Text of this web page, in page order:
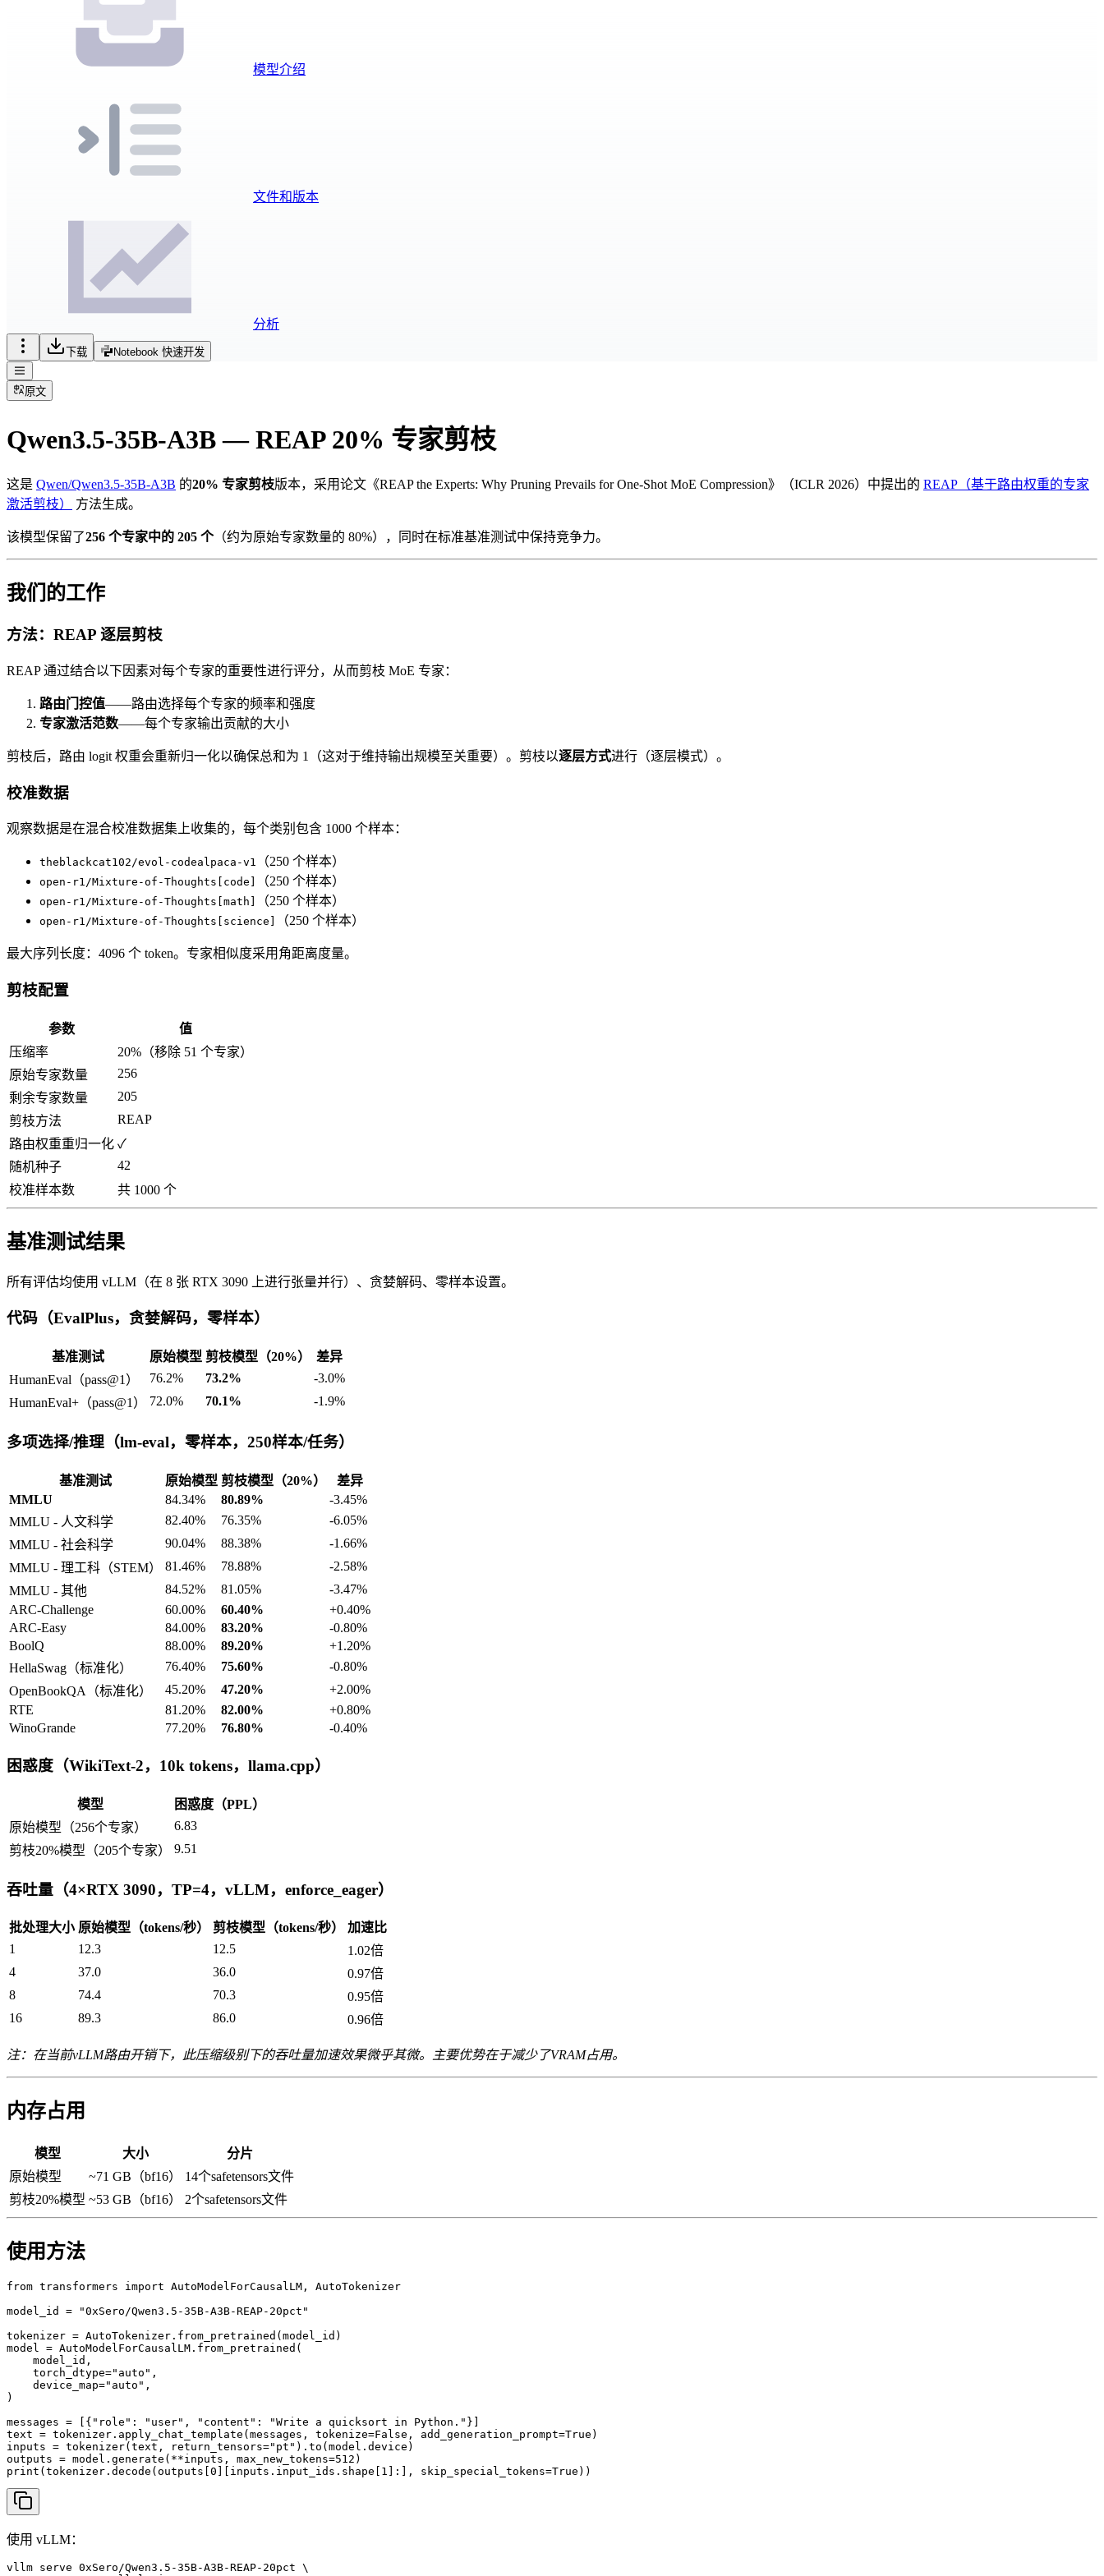
模型介绍
文件和版本
分析
下载 Notebook 快速开发
原文
Qwen3.5-35B-A3B — REAP 20% 专家剪枝
这是 Qwen/Qwen3.5-35B-A3B 的20% 专家剪枝版本，采用论文《REAP the Experts: Why Pruning Prevails for One-Shot MoE Compression》（ICLR 2026）中提出的 REAP（基于路由权重的专家
激活剪枝）
方法生成。
该模型保留了256 个专家中的 205 个（约为原始专家数量的 80%），同时在标准基准测试中保持竞争力。
我们的工作
方法：REAP 逐层剪枝
REAP 通过结合以下因素对每个专家的重要性进行评分，从而剪枝 MoE 专家：
路由门控值——路由选择每个专家的频率和强度
专家激活范数——每个专家输出贡献的大小
剪枝后，路由 logit 权重会重新归一化以确保总和为 1（这对于维持输出规模至关重要）。剪枝以逐层方式进行（逐层模式）。
校准数据
观察数据是在混合校准数据集上收集的，每个类别包含 1000 个样本：
theblackcat102/evol-codealpaca-v1 （250 个样本）
open-r1/Mixture-of-Thoughts[code] （250 个样本）
open-r1/Mixture-of-Thoughts[math] （250 个样本）
open-r1/Mixture-of-Thoughts[science] （250 个样本）
最大序列长度：4096 个 token。专家相似度采用角距离度量。
剪枝配置
参数
值
压缩率
20%（移除 51 个专家）
原始专家数量
256
剩余专家数量
205
剪枝方法
REAP
路由权重重归一化 ✓
随机种子
42
校准样本数
共 1000 个
基准测试结果
所有评估均使用 vLLM（在 8 张 RTX 3090 上进行张量并行）、贪婪解码、零样本设置。
代码（EvalPlus，贪婪解码，零样本）
基准测试 原始模型 剪枝模型（20%）
差异
HumanEval（pass@1）
76.2% 73.2%
-3.0%
HumanEval+（pass@1）
72.0% 70.1% -1.9%
多项选择/推理（lm-eval，零样本，250样本/任务）
基准测试 原始模型 剪枝模型（20%）
差异
MMLU
84.34% 80.89%
-3.45%
MMLU - 人文科学
82.40% 76.35%
-6.05%
MMLU - 社会科学
90.04% 88.38%
-1.66%
MMLU - 理工科（STEM）
81.46% 78.88%
-2.58%
MMLU - 其他
84.52% 81.05%
-3.47%
ARC-Challenge
60.00% 60.40%
+0.40%
ARC-Easy
84.00% 83.20%
-0.80%
BoolQ
88.00% 89.20%
+1.20%
HellaSwag（标准化）
76.40% 75.60%
-0.80%
OpenBookQA（标准化）
45.20% 47.20%
+2.00%
RTE
81.20% 82.00%
+0.80%
WinoGrande
77.20% 76.80% -0.40%
困惑度（WikiText-2，10k tokens，llama.cpp）
模型
困惑度（PPL）
原始模型（256个专家）
6.83
剪枝20%模型（205个专家）
9.51
吞吐量（4×RTX 3090，TP=4，vLLM，enforce_eager）
批处理大小 原始模型（tokens/秒） 剪枝模型（tokens/秒）
加速比
1
12.3 12.5
1.02倍
4
37.0 36.0
0.97倍
8
74.4 70.3
0.95倍
16
89.3 86.0 0.96倍
注：在当前vLLM路由开销下，此压缩级别下的吞吐量加速效果微乎其微。主要优势在于减少了VRAM占用。
内存占用
模型 大小
分片
原始模型
~71 GB（bf16）
14个safetensors文件
剪枝20%模型 ~53 GB（bf16） 2个safetensors文件
使用方法
from transformers import AutoModelForCausalLM, AutoTokenizer
model_id = "0xSero/Qwen3.5-35B-A3B-REAP-20pct"
tokenizer = AutoTokenizer.from_pretrained(model_id)
model = AutoModelForCausalLM.from_pretrained(
    model_id,
    torch_dtype="auto",
    device_map="auto",
)
messages = [{"role": "user", "content": "Write a quicksort in Python."}]
text = tokenizer.apply_chat_template(messages, tokenize=False, add_generation_prompt=True)
inputs = tokenizer(text, return_tensors="pt").to(model.device)
outputs = model.generate(**inputs, max_new_tokens=512)
print(tokenizer.decode(outputs[0][inputs.input_ids.shape[1]:], skip_special_tokens=True))
使用 vLLM：
vllm serve 0xSero/Qwen3.5-35B-A3B-REAP-20pct \